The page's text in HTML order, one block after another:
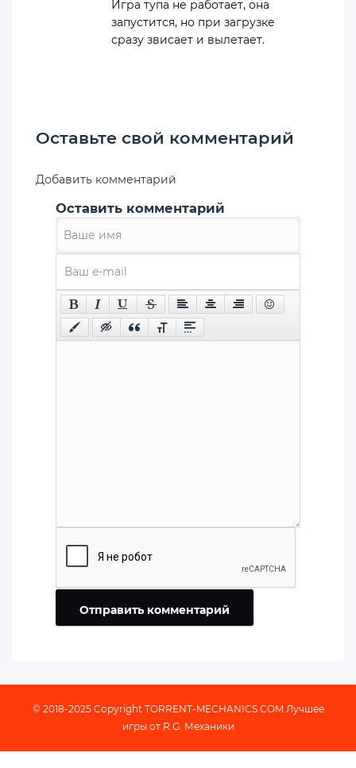
Игра тупа не работает, она
запустится, но при загрузке
сразу звисает и вылетает.
Оставьте свой комментарий
Добавить комментарий
Оставить комментарий
Отправить комментарий
© 2018-2025 Copyright TORRENT-MECHANICS.COM Лучшее
игры от R.G. Механики